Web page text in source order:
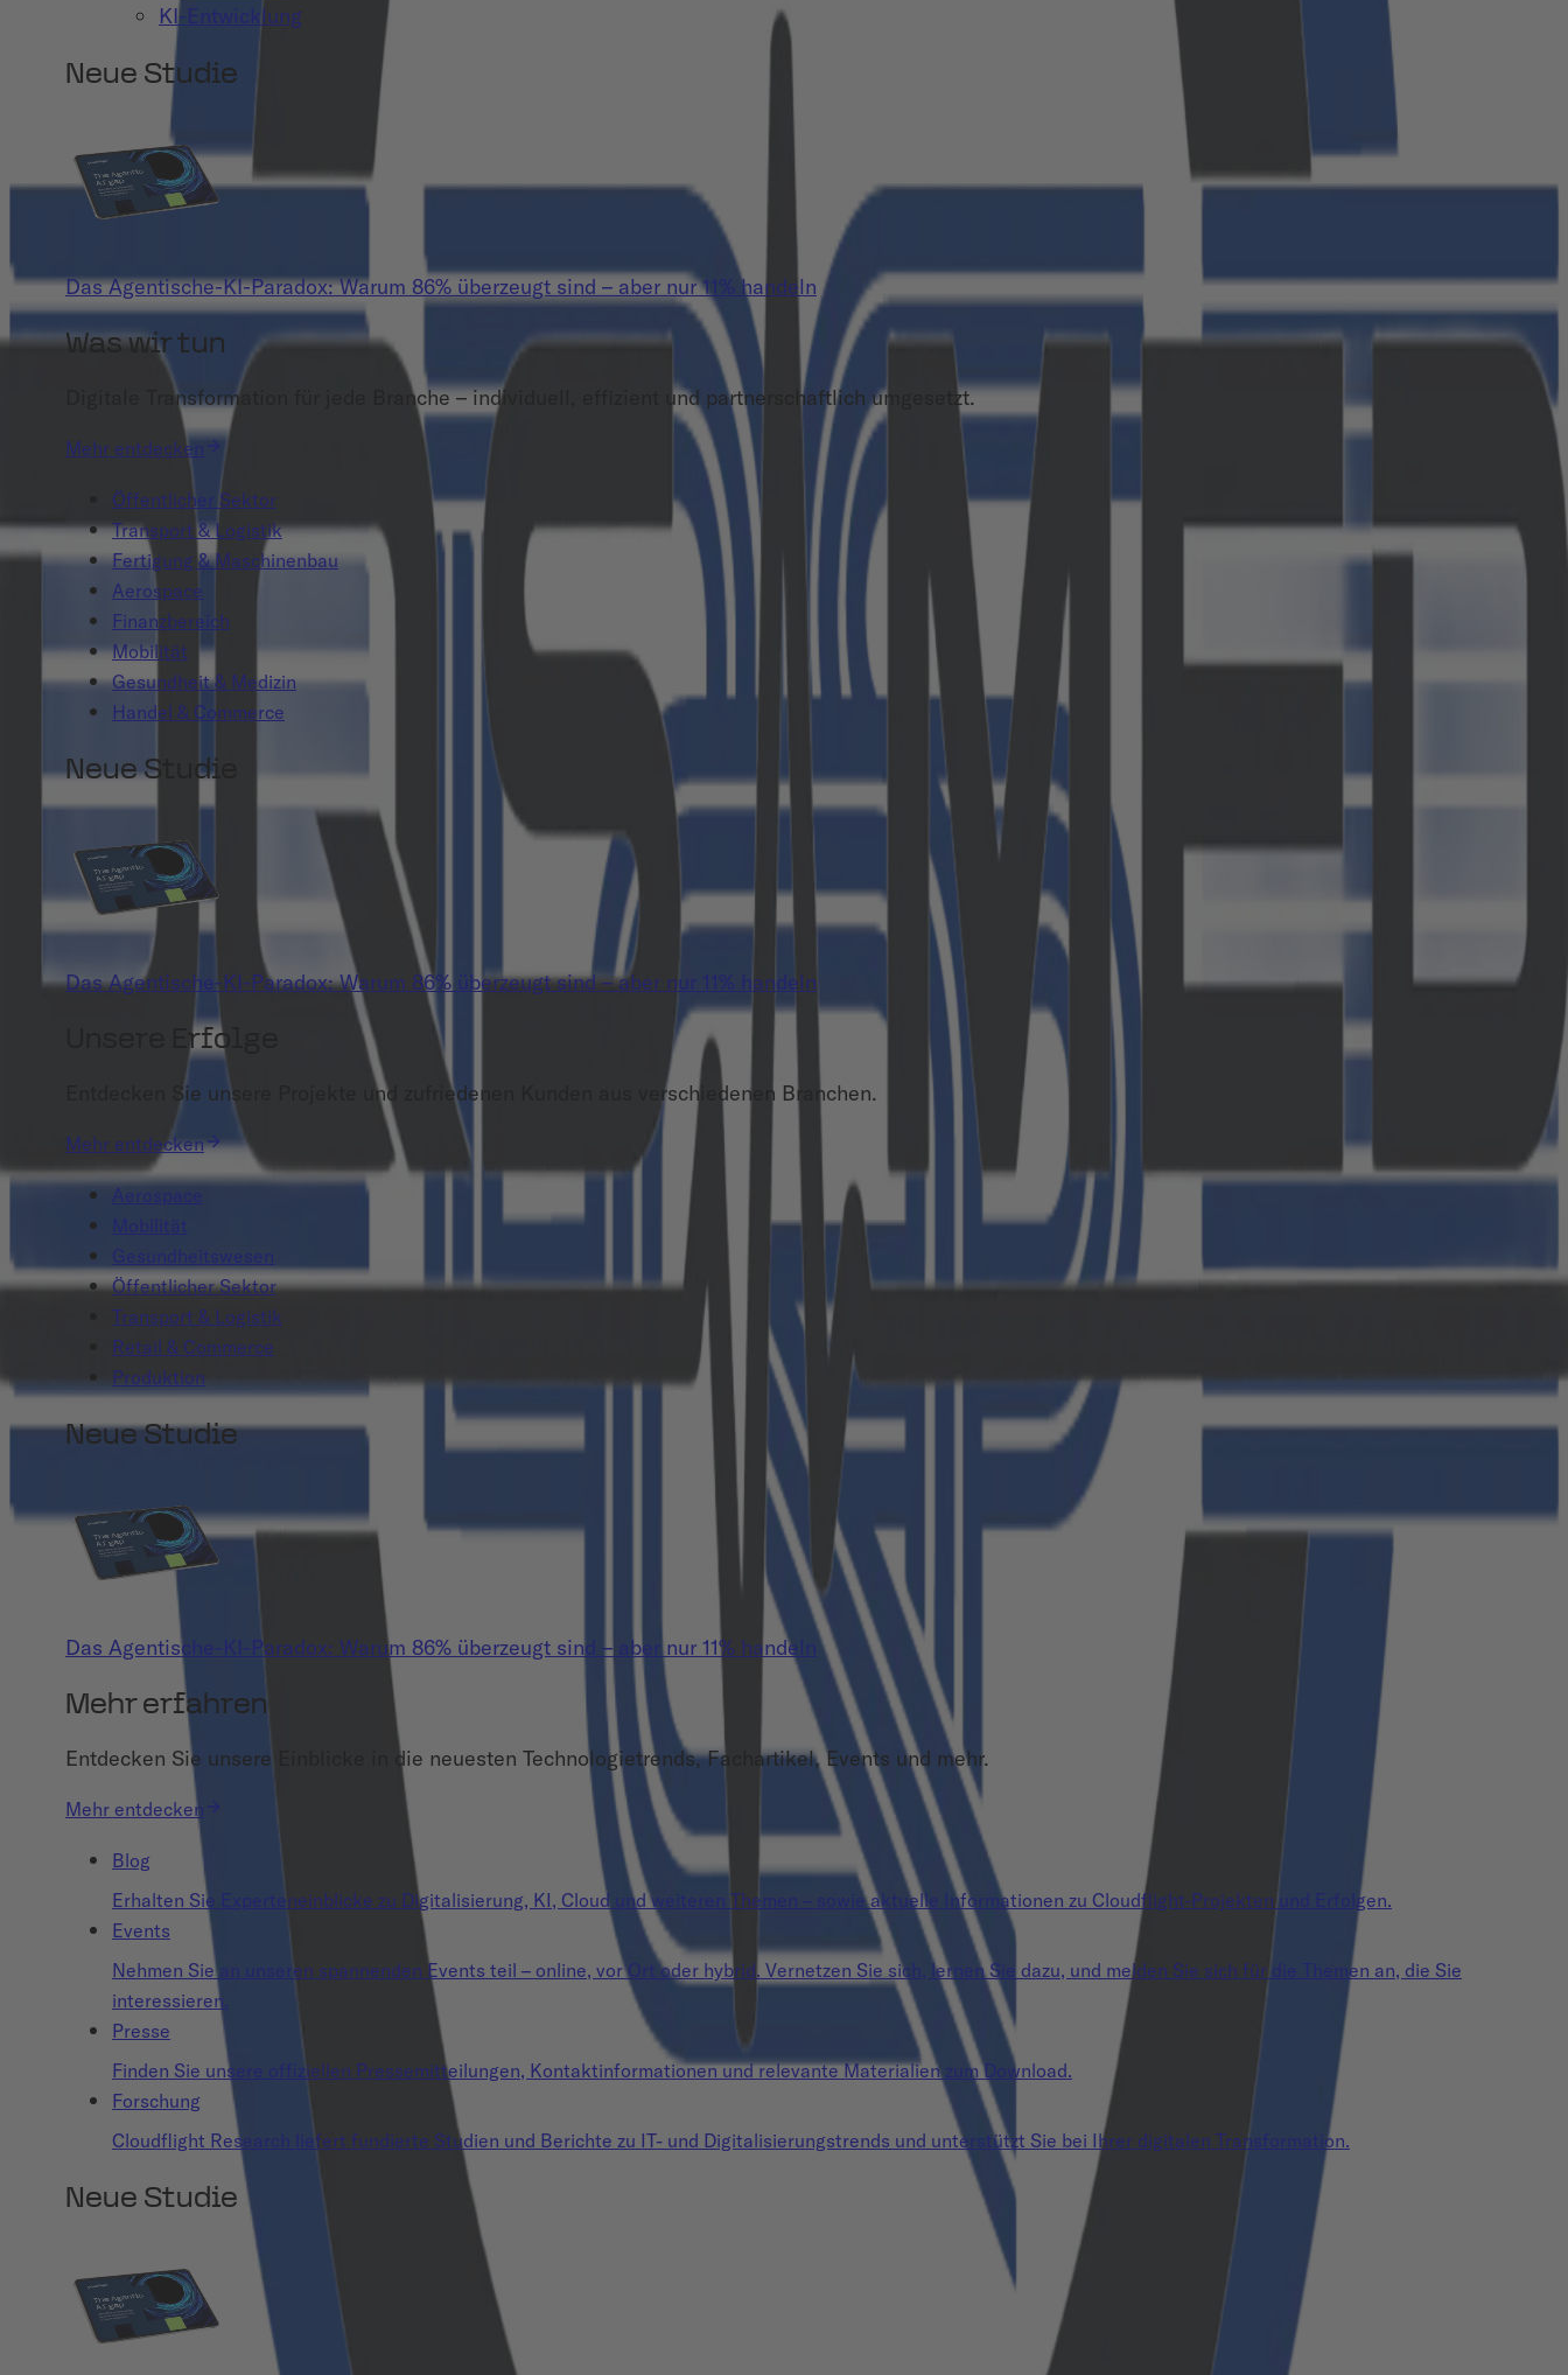
KI-Entwicklung
Neue Studie
Das Agentische-KI-Paradox: Warum 86% überzeugt sind – aber nur 11% handeln
Was wir tun
Digitale Transformation für jede Branche – individuell, effizient und partnerschaftlich umgesetzt.
Mehr entdecken
Öffentlicher Sektor
Transport & Logistik
Fertigung & Maschinenbau
Aerospace
Finanzbereich
Mobilität
Gesundheit & Medizin
Handel & Commerce
Neue Studie
Das Agentische-KI-Paradox: Warum 86% überzeugt sind – aber nur 11% handeln
Unsere Erfolge
Entdecken Sie unsere Projekte und zufriedenen Kunden aus verschiedenen Branchen.
Mehr entdecken
Aerospace
Mobilität
Gesundheitswesen
Öffentlicher Sektor
Transport & Logistik
Retail & Commerce
Produktion
Neue Studie
Das Agentische-KI-Paradox: Warum 86% überzeugt sind – aber nur 11% handeln
Mehr erfahren
Entdecken Sie unsere Einblicke in die neuesten Technologietrends, Fachartikel, Events und mehr.
Mehr entdecken
Blog
Erhalten Sie Experteneinblicke zu Digitalisierung, KI, Cloud und weiteren Themen – sowie aktuelle Informationen zu Cloudflight-Projekten und Erfolgen.
Events
Nehmen Sie an unseren spannenden Events teil – online, vor Ort oder hybrid. Vernetzen Sie sich, lernen Sie dazu, und melden Sie sich für die Themen an, die Sie
interessieren.
Presse
Finden Sie unsere offiziellen Pressemitteilungen, Kontaktinformationen und relevante Materialien zum Download.
Forschung
Cloudflight Research liefert fundierte Studien und Berichte zu IT- und Digitalisierungstrends und unterstützt Sie bei Ihrer digitalen Transformation.
Neue Studie